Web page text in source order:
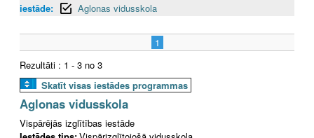
iestāde:
Aglonas vidusskola
1
Rezultāti : 1 - 3 no 3
Skatīt visas iestādes programmas
Aglonas vidusskola
Vispārējās izglītības iestāde